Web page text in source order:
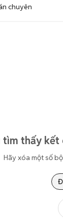
chuyên
tìm thấy kết
Hãy xóa một số